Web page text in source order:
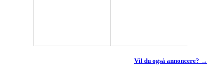
Vil du også annoncere? →